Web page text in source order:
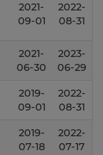
2021-
09-01
2022-
08-31
2021-
06-30
2023-
06-29
2019-
09-01
2022-
08-31
2019-
07-18
2022-
07-17